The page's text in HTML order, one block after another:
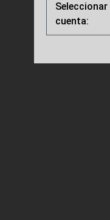
Seleccionar
cuenta: